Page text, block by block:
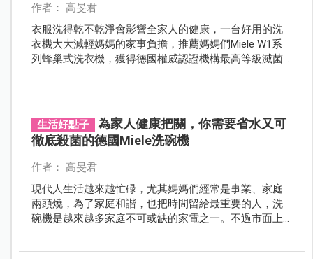
作者： 高旻君
衣服洗得乾不乾淨會影響全家人的健康，一台好用的洗
衣機大大減輕媽媽的家事負擔，推薦媽媽們Miele W1系
列蜂巢式洗衣機，獲得德國權威認證機構最高等級滅菌
讓心愛的衣物獲得最細緻的保護。
生活好點子
為家人健康把關，你需要省水又可
徹底殺菌的德國Miele洗碗機
作者： 高旻君
現代人生活越來越忙碌，尤其媽媽們經常是事業、家庭
兩頭燒，為了家庭和諧，也把時間留給最重要的人，洗
碗機是越來越多家庭不可或缺的家電之一。不過市面上